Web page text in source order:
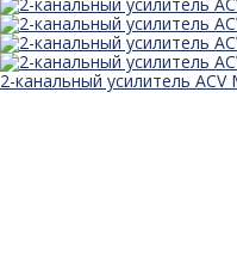
2-канальный усилитель ACV